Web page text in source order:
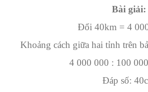
Bài giải:
Đổi 40km = 4
Khoảng cách giữa hai tỉnh trên
4 000 000 : 100
Đáp số: